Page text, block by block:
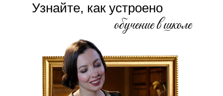
обучение в школе
Узнайте, как устроено